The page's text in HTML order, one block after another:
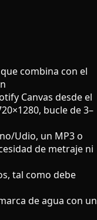
combina con el
Canvas desde el
bucle de 3–
Udio, un MP3 o
de metraje ni
tal como debe
de agua con un